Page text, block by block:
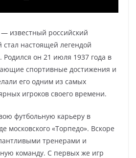
— известный российский
стал настоящей легендой
Родился он 21 июля 1937 года в
спортивные достижения и
его одним из самых
игроков своего времени.
футбольную карьеру в
московского «Торпедо». Вскоре
тренерами и
команду. С первых же игр